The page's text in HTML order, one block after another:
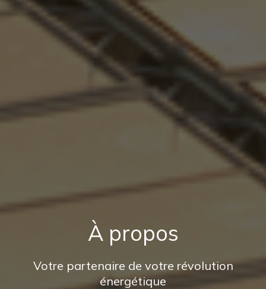
À propos
Votre partenaire de votre révolution
énergétique